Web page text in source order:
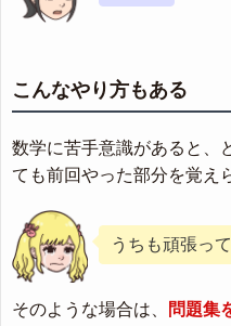
こんなやり方もある
数学に苦手意識があると、
ても前回やった部分を覚え
うちも頑張っ
そのような場合は、
問題集